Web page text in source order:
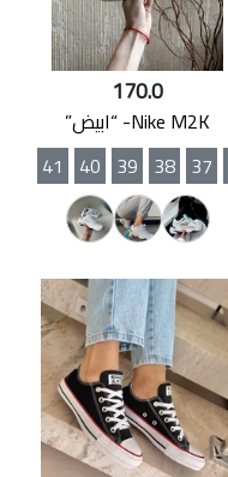
170.0
Nike M2K- “ابيض”
37
38
39
40
41